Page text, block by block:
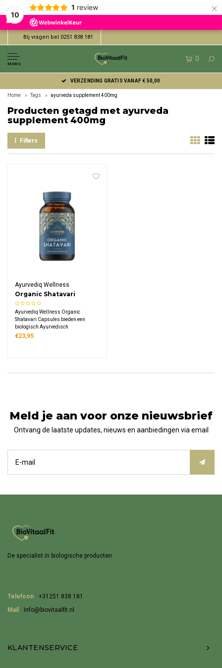
10
1 review ×
Bij vragen bel 0251 838 181
MENU
0
VERZENDING GRATIS VANAF € 50,00
Home Tags ayurveda supplement 400mg
Producten getagd met ayurveda
supplement 400mg
Filters
Ayurvediq Wellness
Organic Shatavari
Capsules
Ayurvediq Wellness Organic
Shatavari Capsules bieden een
biologisch Ayurvedisch
kruidensupplement met 400 mg
€23,95
Meld je aan voor onze nieuwsbrief
Ontvang de laatste updates, nieuws en aanbiedingen via email
De specialist in biologische producten
Telefoon
+31251 838 181
Mail
Info@biovitaalfit.nl
KLANTENSERVICE